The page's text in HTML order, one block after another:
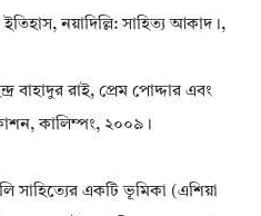
নয়াদিল্লি: সাহিত্য আকাদ।,
বাহাদুর রাই, প্রেম পোদ্দার এবং
কালিম্পং, ২০০৯।
সাহিত্যের একটি ভূমিকা (এশিয়া